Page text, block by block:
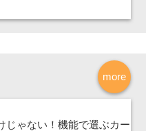
more
じゃない！機能で選ぶカー